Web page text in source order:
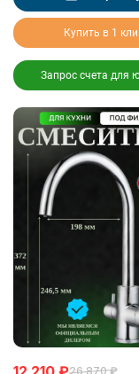
Купить в 1
Запрос счета для
26 870 ₽